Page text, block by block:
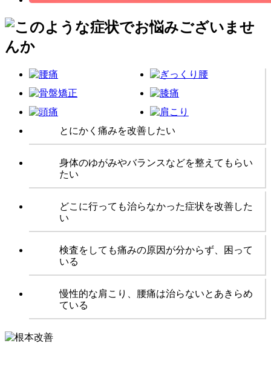
とにかく痛みを改善したい
身体のゆがみやバランスなどを整えてもらい
たい
どこに行っても治らなかった症状を改善した
い
検査をしても痛みの原因が分からず、困って
いる
慢性的な肩こり、腰痛は治らないとあきらめ
ている